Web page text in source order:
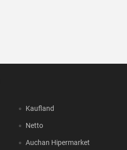
Kaufland
Netto
Auchan Hipermarket